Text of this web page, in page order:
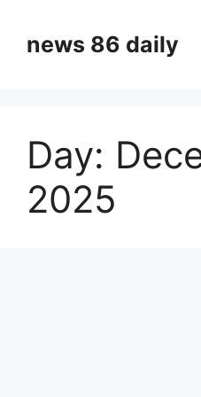
contentnews 86 daily
Day:
2025